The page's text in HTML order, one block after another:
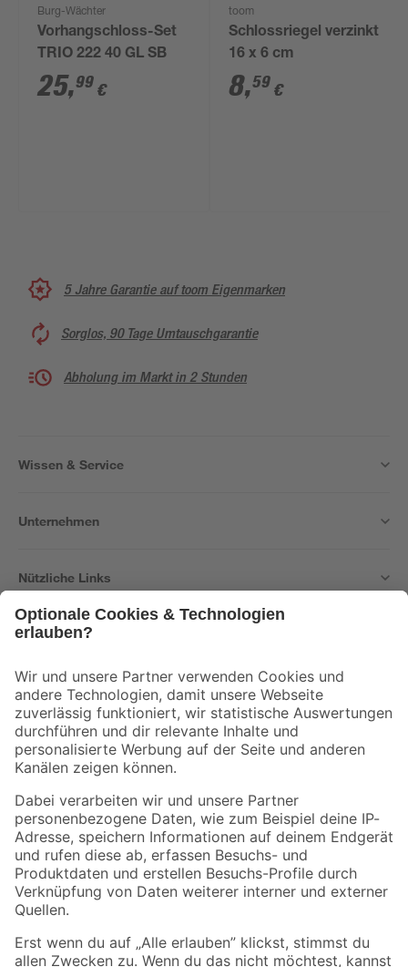
Burg-Wächter
Vorhangschloss-Set
TRIO 222 40 GL SB
25,99 €
toom
Schlossriegel verzinkt
16 x 6 cm
8,59 €
5 Jahre Garantie auf toom Eigenmarken
Sorglos, 90 Tage Umtauschgarantie
Abholung im Markt in 2 Stunden
Wissen & Service
Unternehmen
Nützliche Links
Der toom Newsletter: Keine Angebote und Aktionen mehr verpassen!
Zur Newsletter Anmeldung
Folge uns
Zahlungsarten Versandarten
Sicher einkaufen